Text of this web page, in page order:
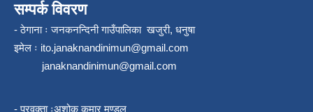
सम्पर्क विवरण
- ठेगाना ः जनकनन्दिनी गाउँपालिका खजुरी, धनुषा
इमेल ः ito.janaknandinimun@gmail.com
janaknandinimun@gmail.com
- प्रवक्ता ःअशोक कुमार मण्डल